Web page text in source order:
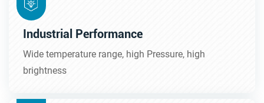
Industrial Performance
Wide temperature range, high Pressure, high
brightness